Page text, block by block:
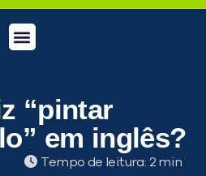
“pintar
em inglês?
Tempo de leitura: